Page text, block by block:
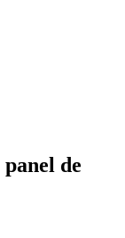
panel de